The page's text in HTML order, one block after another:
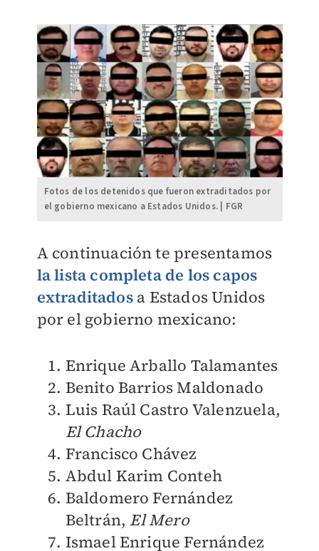
Fotos de los detenidos que fueron extraditados por
el gobierno mexicano a Estados Unidos. | FGR
A continuación te presentamos
la lista completa de los capos
extraditadosa Estados Unidos
por el gobierno mexicano:
Enrique Arballo Talamantes
Benito Barrios Maldonado
Luis Raúl Castro Valenzuela,
El Chacho
Francisco Chávez
Abdul Karim Conteh
Baldomero Fernández
Beltrán, El Mero
Ismael Enrique Fernández